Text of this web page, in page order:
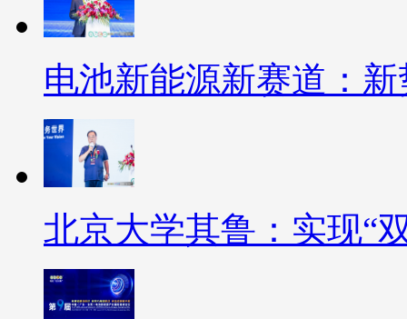
电池新能源新赛道：
北京大学其鲁：实现“